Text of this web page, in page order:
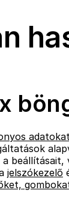
beállításait,
jelszókezelő